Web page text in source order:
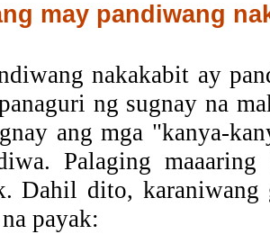
may pandiwang
nakakabit ay
ng sugnay na
ang mga "kanya-
Palaging
Dahil dito,
payak: